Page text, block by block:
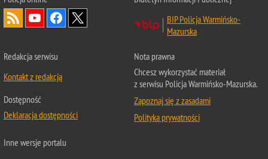
BIP Policja Warmińsko-
Mazurska
Redakcja serwisu
Kontakt z redakcją
Dostępność
Deklaracja dostępności
Nota prawna
Chcesz wykorzystać materiał
z serwisu Policja Warmińsko-Mazurska.
Zapoznaj się z zasadami
Polityka prywatności
Inne wersje portalu